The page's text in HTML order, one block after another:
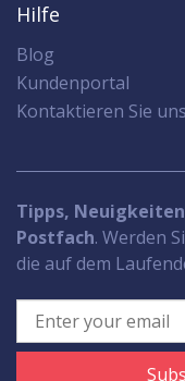
Hilfe
Blog
Kundenportal
Kontaktieren Sie uns
Tipps,
Postfach. Werden
die auf dem